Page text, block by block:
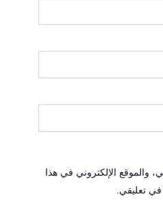
والموقع الإلكتروني في هذا
في تعليقي.